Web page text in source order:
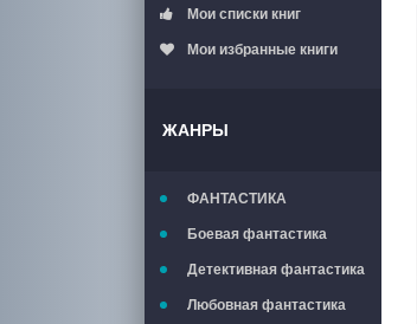
Мои списки книг
Мои избранные книги
ЖАНРЫ
ФАНТАСТИКА
Боевая фантастика
Детективная фантастика
Любовная фантастика